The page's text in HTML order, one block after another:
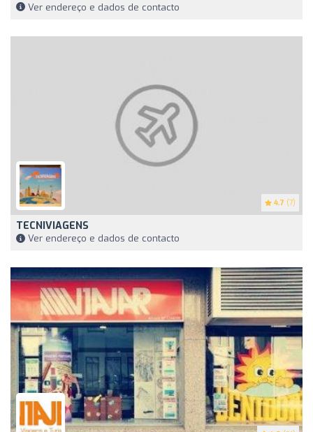
Ver endereço e dados de contacto
4.7 (7)
TECNIVIAGENS
Ver endereço e dados de contacto